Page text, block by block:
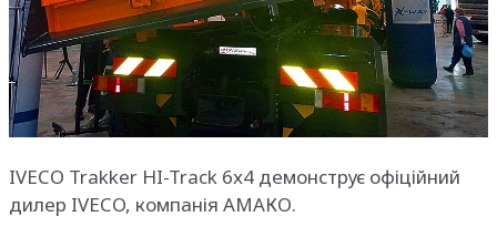
IVECO Trakker HI-Track 6х4 демонструє офіційний
дилер IVECO, компанія АМАКО.